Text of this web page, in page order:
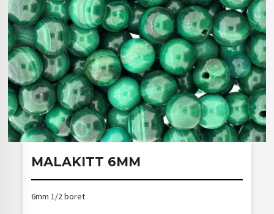
MALAKITT 6MM
6mm 1/2 boret